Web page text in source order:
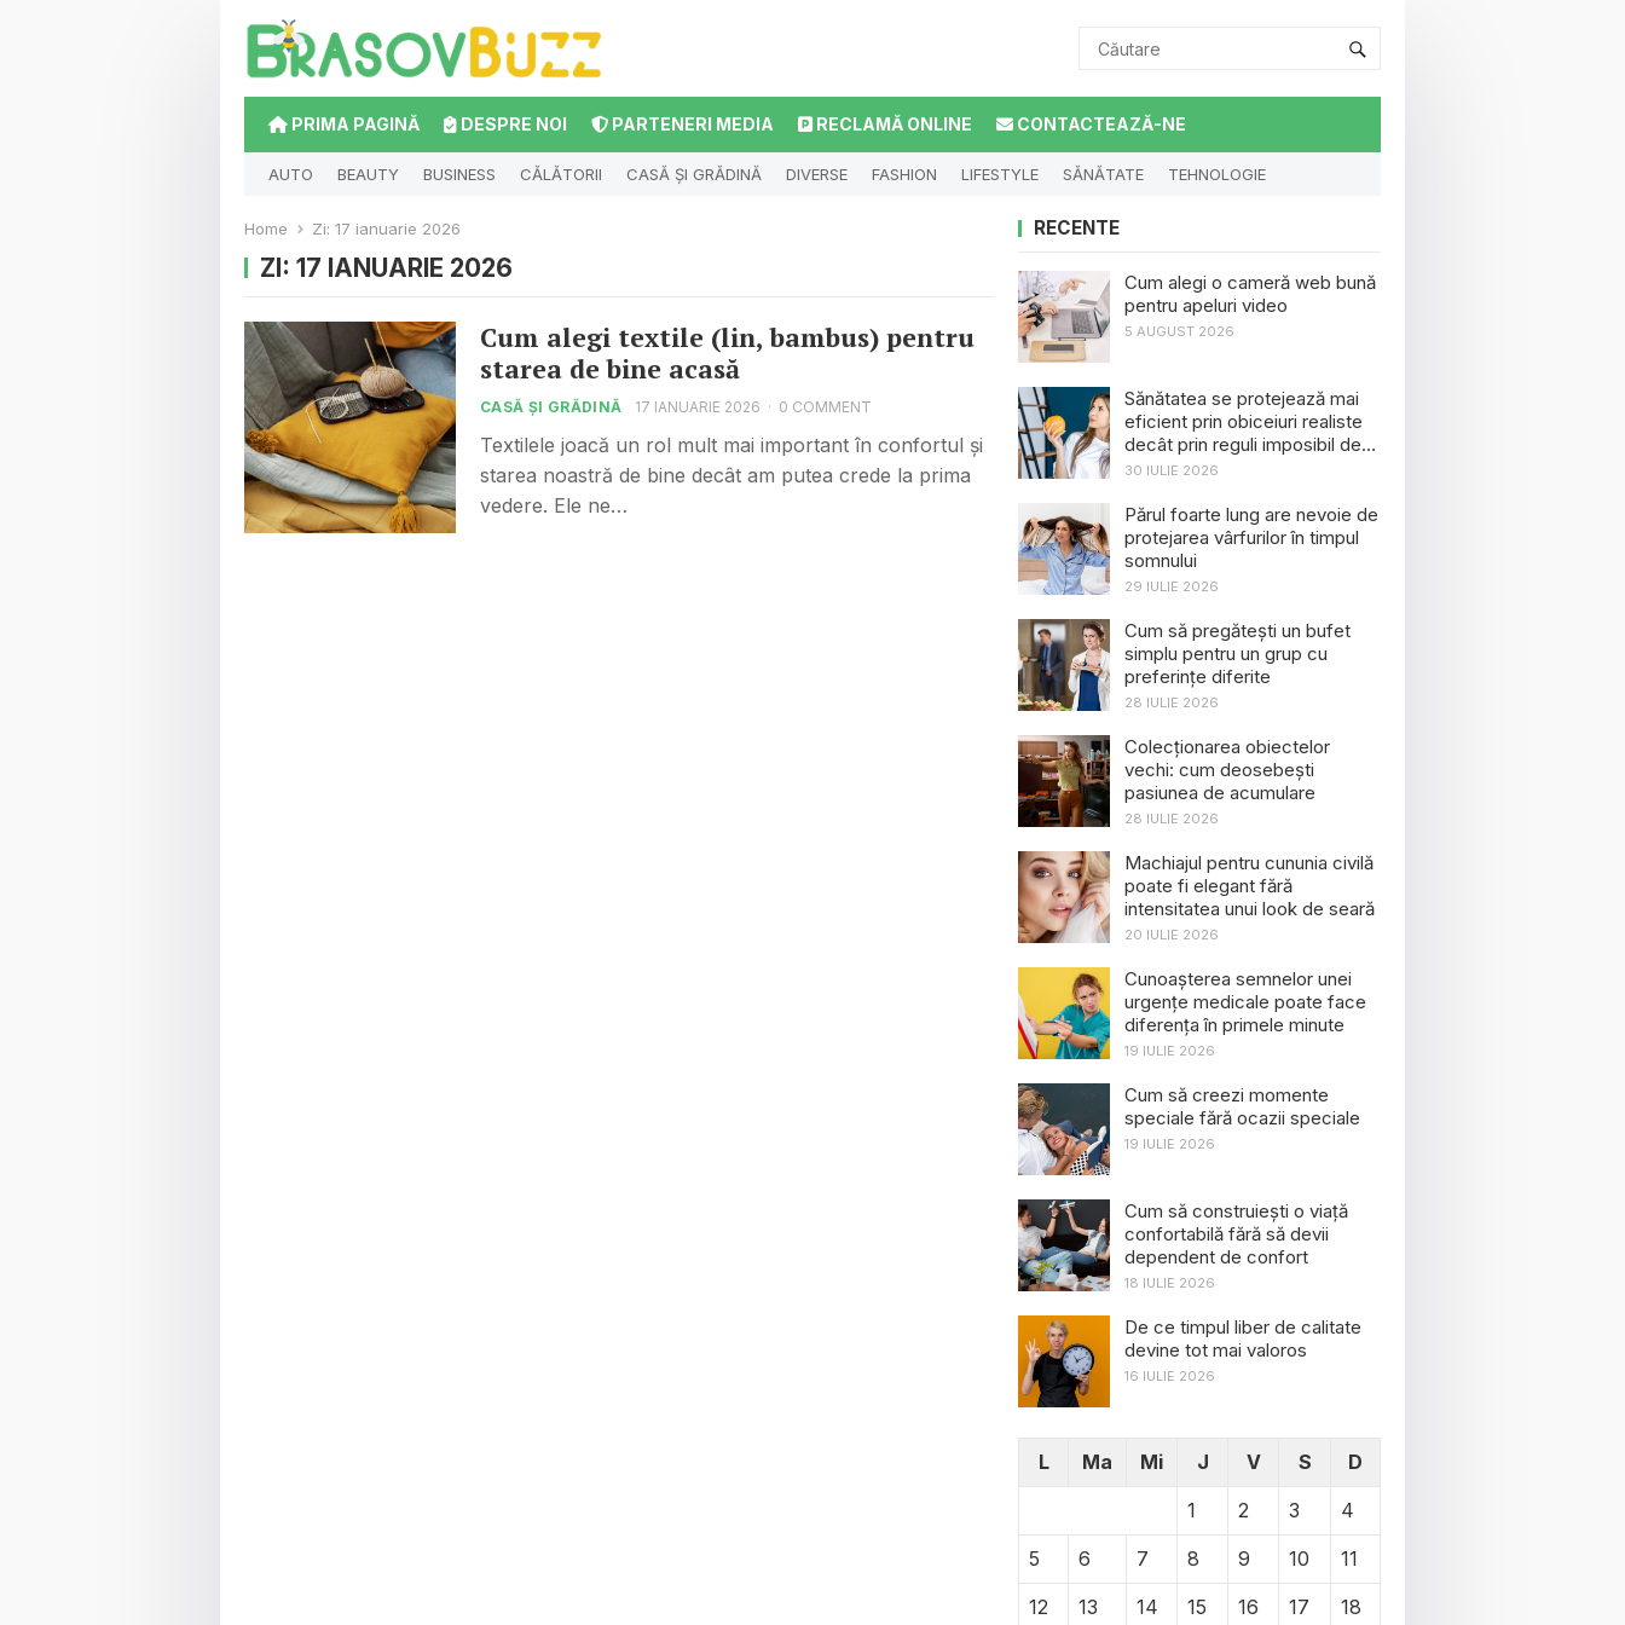
PRIMA PAGINĂ DESPRE NOI PARTENERI MEDIA RECLAMĂ ONLINE CONTACTEAZĂ-NE
AUTO BEAUTY BUSINESS CĂLĂTORII CASĂ ȘI GRĂDINĂ DIVERSE FASHION LIFESTYLE SĂNĂTATE TEHNOLOGIE
Home Zi: 17 ianuarie 2026
ZI: 17 IANUARIE 2026
Cum alegi textile (lin, bambus) pentru
starea de bine acasă
CASĂ ȘI GRĂDINĂ 17 IANUARIE 2026 · 0 COMMENT
Textilele joacă un rol mult mai important în confortul și
starea noastră de bine decât am putea crede la prima
vedere. Ele ne…
RECENTE
Cum alegi o cameră web bună
pentru apeluri video
5 AUGUST 2026
Sănătatea se protejează mai
eficient prin obiceiuri realiste
decât prin reguli imposibil de
menținut
30 IULIE 2026
Părul foarte lung are nevoie de
protejarea vârfurilor în timpul
somnului
29 IULIE 2026
Cum să pregătești un bufet
simplu pentru un grup cu
preferințe diferite
28 IULIE 2026
Colecționarea obiectelor
vechi: cum deosebești
pasiunea de acumulare
28 IULIE 2026
Machiajul pentru cununia civilă
poate fi elegant fără
intensitatea unui look de seară
20 IULIE 2026
Cunoașterea semnelor unei
urgențe medicale poate face
diferența în primele minute
19 IULIE 2026
Cum să creezi momente
speciale fără ocazii speciale
19 IULIE 2026
Cum să construiești o viață
confortabilă fără să devii
dependent de confort
18 IULIE 2026
De ce timpul liber de calitate
devine tot mai valoros
16 IULIE 2026
L Ma Mi J V S
D
1
2 3
4
5
6 7 8 9 10
11
12
13 14 15 16 17 18